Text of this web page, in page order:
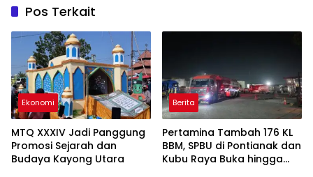
Pos Terkait
Ekonomi
MTQ XXXIV Jadi Panggung
Promosi Sejarah dan
Budaya Kayong Utara
Berita
Pertamina Tambah 176 KL
BBM, SPBU di Pontianak dan
Kubu Raya Buka hingga